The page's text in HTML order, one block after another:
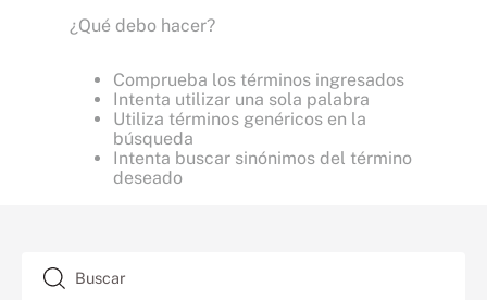
¿Qué debo hacer?
Comprueba los términos ingresados
Intenta utilizar una sola palabra
Utiliza términos genéricos en la
búsqueda
Intenta buscar sinónimos del término
deseado
Buscar